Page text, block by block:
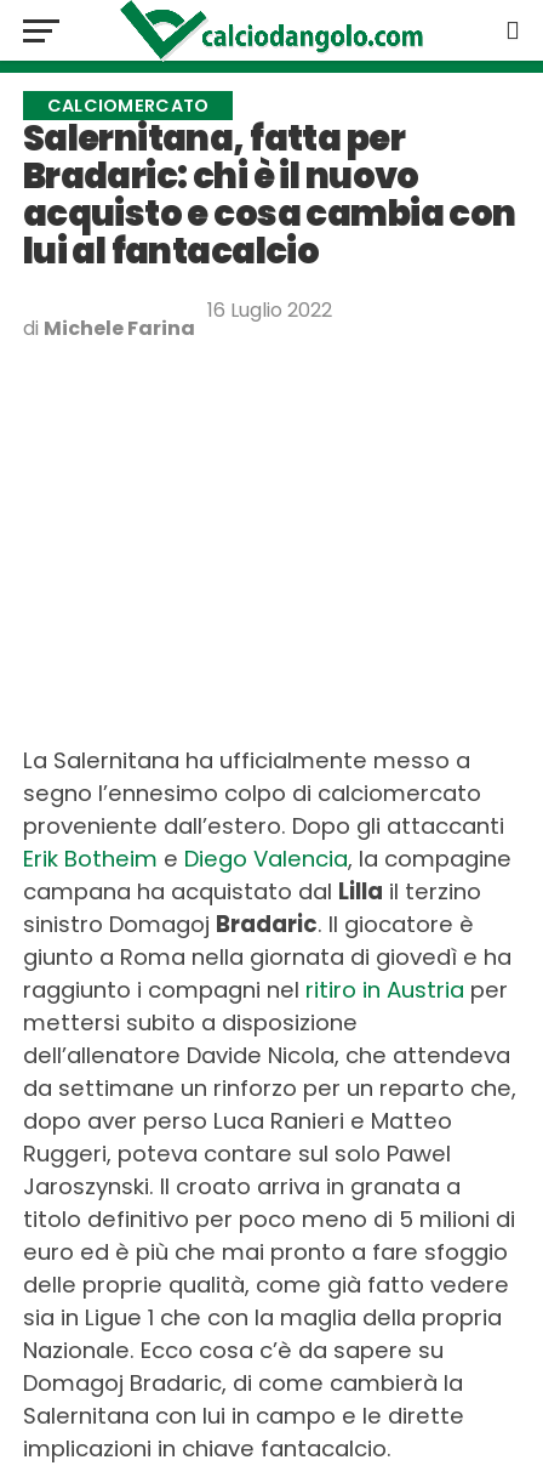
CALCIOMERCATO
Salernitana, fatta per
Bradaric: chi è il nuovo
acquisto e cosa cambia con
lui al fantacalcio
di Michele Farina
16 Luglio 2022
La Salernitana ha ufficialmente messo a
segno l’ennesimo colpo di calciomercato
proveniente dall’estero. Dopo gli attaccanti
Erik Botheim e Diego Valencia, la compagine
campana ha acquistato dal Lilla il terzino
sinistro Domagoj Bradaric. Il giocatore è
giunto a Roma nella giornata di giovedì e ha
raggiunto i compagni nel ritiro in Austria per
mettersi subito a disposizione
dell’allenatore Davide Nicola, che attendeva
da settimane un rinforzo per un reparto che,
dopo aver perso Luca Ranieri e Matteo
Ruggeri, poteva contare sul solo Pawel
Jaroszynski. Il croato arriva in granata a
titolo definitivo per poco meno di 5 milioni di
euro ed è più che mai pronto a fare sfoggio
delle proprie qualità, come già fatto vedere
sia in Ligue 1 che con la maglia della propria
Nazionale. Ecco cosa c’è da sapere su
Domagoj Bradaric, di come cambierà la
Salernitana con lui in campo e le dirette
implicazioni in chiave fantacalcio.